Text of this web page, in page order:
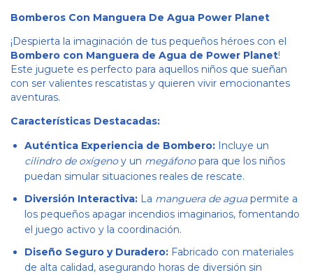
Bomberos Con Manguera De Agua Power Planet
¡Despierta la imaginación de tus pequeños héroes con el
Bombero con Manguera de Agua de Power Planet!
Este juguete es perfecto para aquellos niños que sueñan
con ser valientes rescatistas y quieren vivir emocionantes
aventuras.
Características Destacadas:
Auténtica Experiencia de Bombero: Incluye un
cilindro de oxígenoy un megáfonopara que los niños
puedan simular situaciones reales de rescate.
Diversión Interactiva: La manguera de aguapermite a
los pequeños apagar incendios imaginarios, fomentando
el juego activo y la coordinación.
Diseño Seguro y Duradero: Fabricado con materiales
de alta calidad, asegurando horas de diversión sin